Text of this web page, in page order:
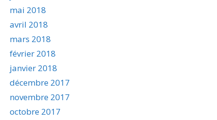
mai 2018
avril 2018
mars 2018
février 2018
janvier 2018
décembre 2017
novembre 2017
octobre 2017